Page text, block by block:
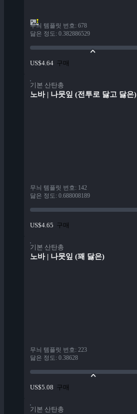
무늬 템플릿 번호: 678
닳은 정도: 0.382886529
US$4.64 구매
기본 산탄총
노바 | 나뭇잎 (전투로 닳고 닳은)
무늬 템플릿 번호: 142
닳은 정도: 0.688008189
US$4.65 구매
기본 산탄총
노바 | 나뭇잎 (꽤 닳은)
무늬 템플릿 번호: 223
닳은 정도: 0.38628
US$5.08 구매
기본 산탄총